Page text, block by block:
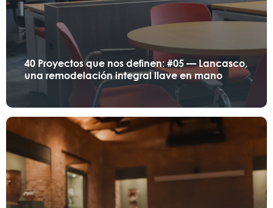
40 Proyectos que nos definen: #05 — Lancasco,
una remodelación integral llave en mano